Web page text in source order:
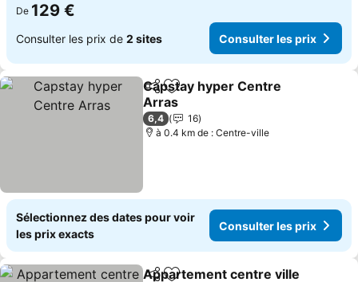
De 129 €
Consulter les prix de 2 sites Consulter les prix
PartagerAjouter à mes favoris
Capstay hyper Centre
Arras
Consulter les prix
6,4
16
à 0.4 km de : Centre-ville
Sélectionnez des dates pour voir
les prix exacts
Consulter les prix
Appartement centre ville